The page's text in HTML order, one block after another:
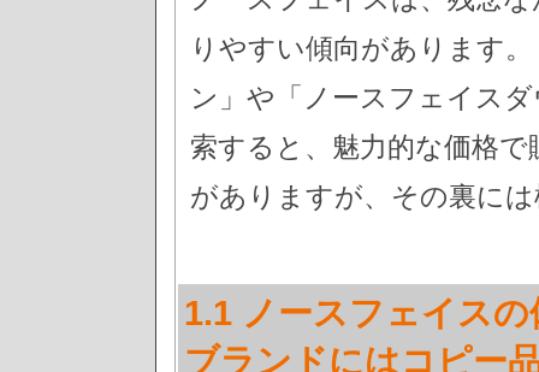
りやすい傾向があります
ン」や「ノースフェイス
索すると、魅力的な価格
がありますが、その裏に
1.1 ノースフェイス
ブランドにはコピー